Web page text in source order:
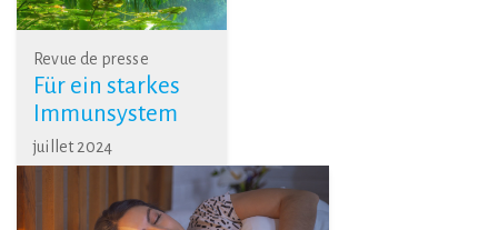
Revue de presse
Für ein starkes
Immunsystem
juillet 2024